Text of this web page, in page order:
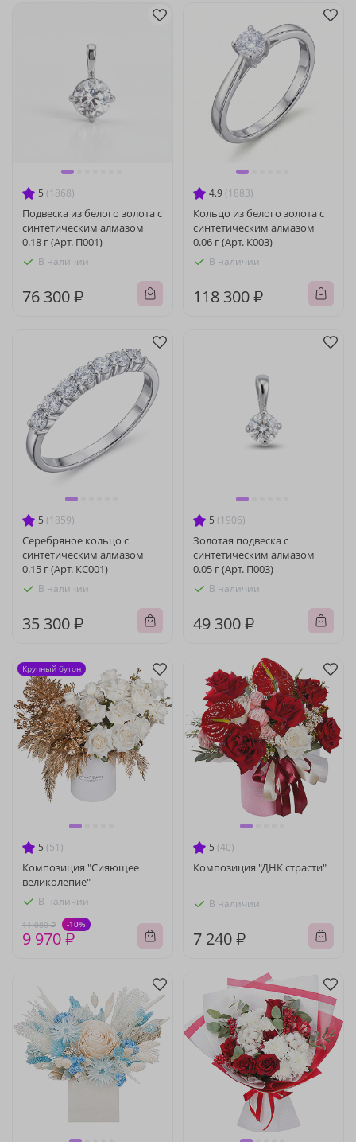
5 (1868)
Подвеска из белого золота с
синтетическим алмазом
0.18 г (Арт. П001)
В наличии
76 300 ₽
4.9 (1883)
Кольцо из белого золота с
синтетическим алмазом
0.06 г (Арт. К003)
В наличии
118 300 ₽
5 (1859)
Серебряное кольцо с
синтетическим алмазом
0.15 г (Арт. КС001)
В наличии
35 300 ₽
5 (1906)
Золотая подвеска с
синтетическим алмазом
0.05 г (Арт. П003)
В наличии
49 300 ₽
5 (51)
Композиция "Сияющее
великолепие"
В наличии
11 080 ₽ -10%
9 970 ₽
Крупный бутон
5 (40)
Композиция "ДНК страсти"
В наличии
7 240 ₽